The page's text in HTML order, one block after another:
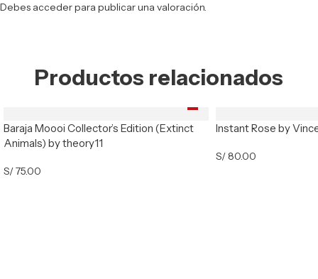
Debes accederpara publicar una valoración.
Productos relacionados
Baraja Moooi Collector’s Edition (Extinct
Animals) by theory11
S/75.00
Instant Rose by
S/80.00